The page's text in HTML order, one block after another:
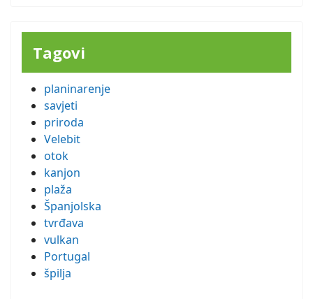
Tagovi
planinarenje
savjeti
priroda
Velebit
otok
kanjon
plaža
Španjolska
tvrđava
vulkan
Portugal
špilja